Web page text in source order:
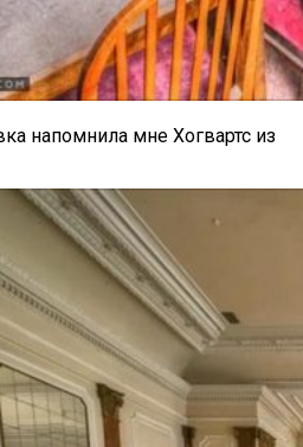
напомнила мне Хогвартс из